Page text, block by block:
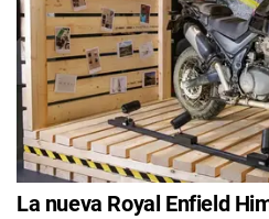
La nueva Royal Enfield